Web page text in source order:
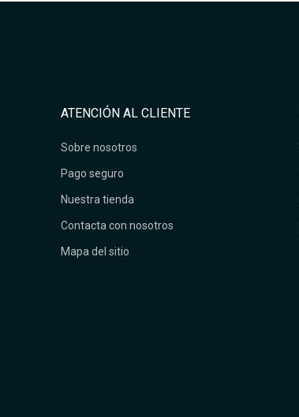
ATENCIÓN AL CLIENTE
Sobre nosotros
Pago seguro
Nuestra tienda
Contacta con nosotros
Mapa del sitio